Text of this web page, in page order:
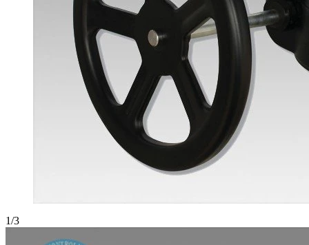
1/3